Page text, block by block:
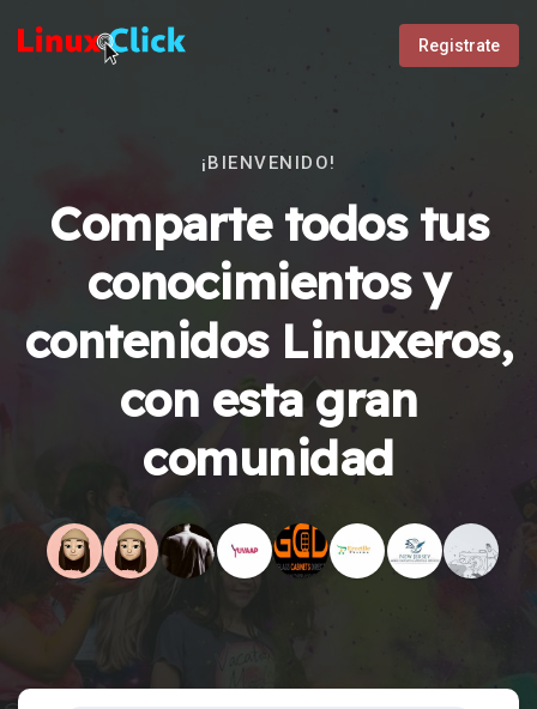
Registrate
¡BIENVENIDO!
Comparte todos tus
conocimientos y
contenidos Linuxeros,
con esta gran
comunidad